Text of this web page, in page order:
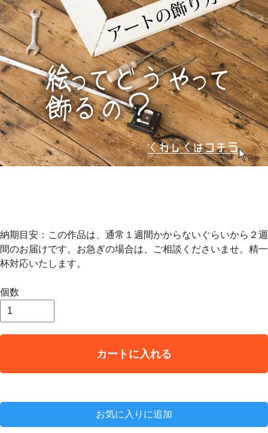
納期目安：この作品は、通常１週間かからないぐらいから２週
間のお届けです。お急ぎの場合は、ご相談くださいませ。精一
杯対応いたします。
個数
カートに入れる
お気に入りに追加